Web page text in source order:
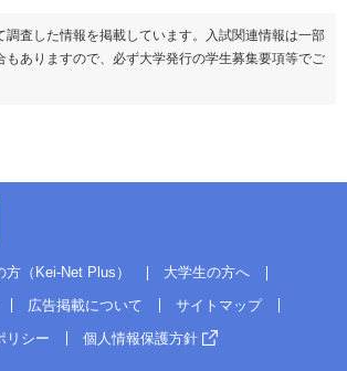
調査した情報を掲載しています。入試関連情報は一部
もありますので、必ず大学発行の学生募集要項等でご
（Kei-Net Plus）
大学生の方へ
広告掲載について
サイトマップ
リシー
個人情報保護方針